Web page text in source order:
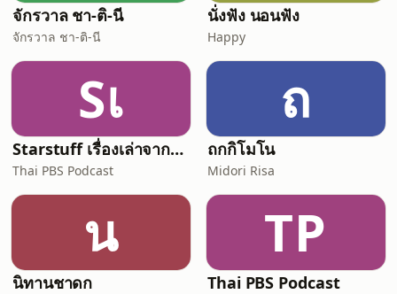
จักรวาล ชา-ติ-นี
จักรวาล ชา-ติ-นี
นั่งฟัง นอนฟัง
Happy
Sเ
Starstuff เรื่องเล่าจากดวงดาว
Thai PBS Podcast
ถ
ถกกิโมโน
Midori Risa
น
นิทานชาดก
TP
Thai PBS Podcast